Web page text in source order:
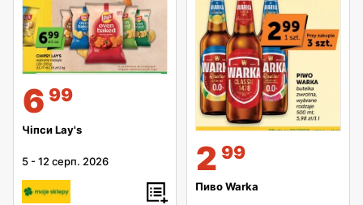
6 99
Чіпси Lay's
5 -12 серп. 2026 2 99
Пиво Warka